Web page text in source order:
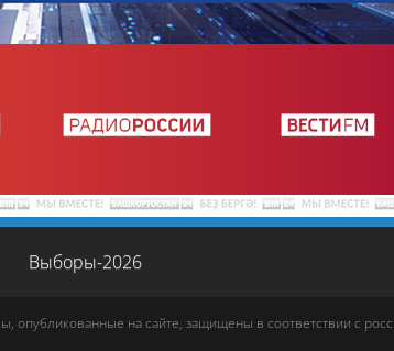
Выборы-2026
опубликованные на сайте, защищены в соответствии с